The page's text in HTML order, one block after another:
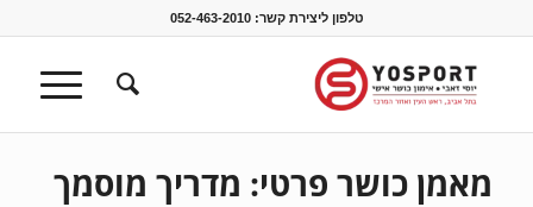
טלפון ליצירת קשר:052-463-2010
מאמן כושר פרטי: מדריך מוסמך